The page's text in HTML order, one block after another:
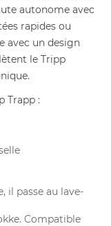
autonome avec
rapides ou
avec un design
le Tripp
Trapp :
il passe au lave-
Compatible